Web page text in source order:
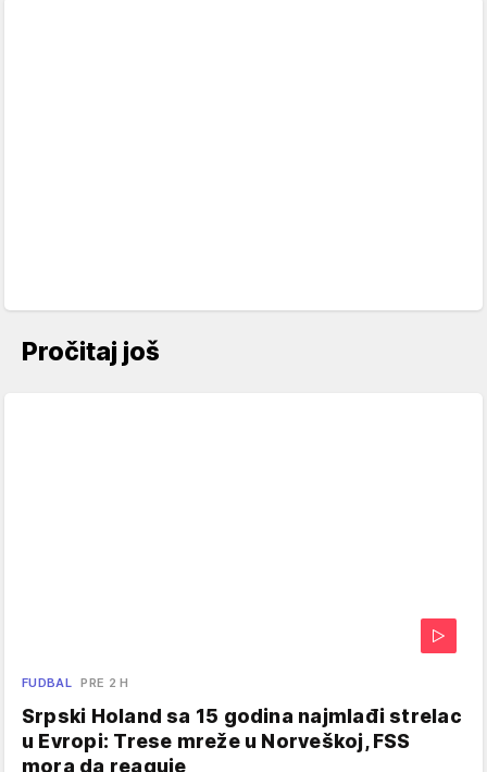
Pročitaj još
FUDBAL PRE 2 H
Srpski Holand sa 15 godina najmlađi strelac
u Evropi: Trese mreže u Norveškoj, FSS
mora da reaguje